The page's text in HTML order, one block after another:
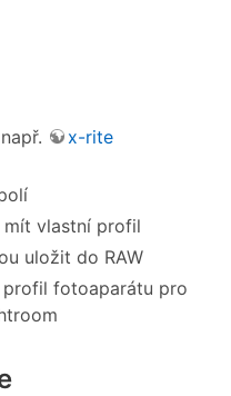
x-rite
mít vlastní profil
uložit do RAW
fotoaparátu pro